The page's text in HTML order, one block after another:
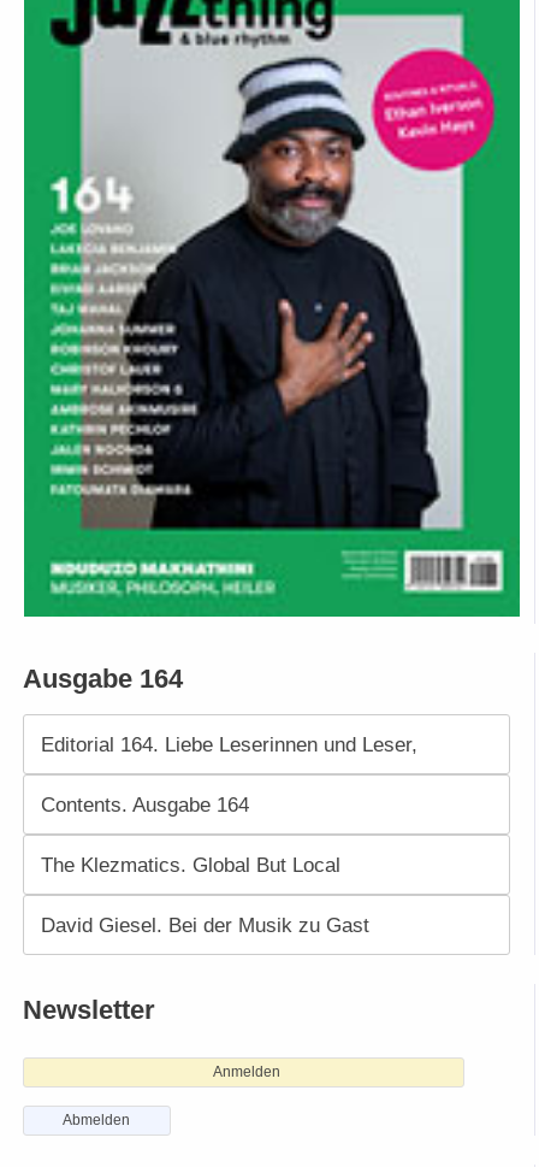
Ausgabe 164
Editorial 164. Liebe Leserinnen und Leser,
Contents. Ausgabe 164
The Klezmatics. Global But Local
David Giesel. Bei der Musik zu Gast
Newsletter
Anmelden
Abmelden